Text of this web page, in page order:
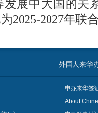
展中大国的关
2025-2027年联
外国人来华
申办来华签
About